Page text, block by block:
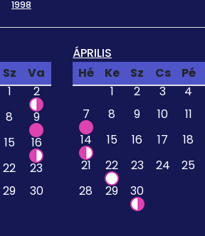
1998
Sz
Va
1
2
8
9
15
16
22
23
29
30
ÁPRILIS
Hé
Ke Sz Cs Pé
1
2 3 4
7
8 9 10 11
14
15 16 17 18
21
22 23 24 25
28
29 30